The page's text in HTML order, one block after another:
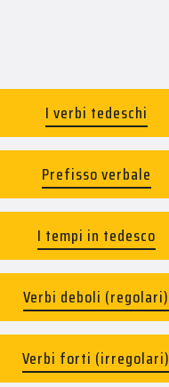
I verbi tedeschi
Prefisso verbale
I tempi in tedesco
Verbi deboli (regolari)
Verbi forti (irregolari)